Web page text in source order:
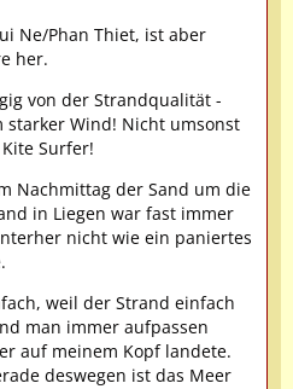
Ne/Phan Thiet, ist aber
her.
von der Strandqualität -
starker Wind! Nicht umsonst
Surfer!
Nachmittag der Sand um die
in Liegen war fast immer
nicht wie ein paniertes
weil der Strand einfach
man immer aufpassen
auf meinem Kopf landete.
deswegen ist das Meer